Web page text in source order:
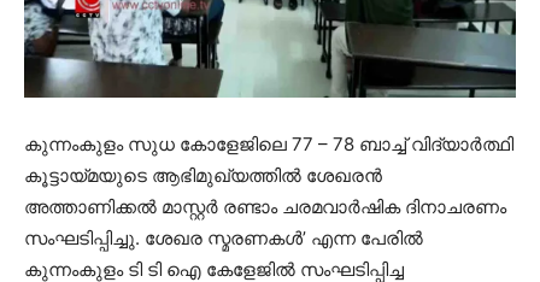
കുന്നംകുളം സുധ കോളേജിലെ 77 – 78 ബാച്ച് വിദ്യാര്‍ത്ഥി
കൂട്ടായ്മയുടെ ആഭിമുഖ്യത്തില്‍ ശേഖരന്‍
അത്താണിക്കല്‍ മാസ്റ്റര്‍ രണ്ടാം ചരമവാര്‍ഷിക ദിനാചരണം
സംഘടിപ്പിച്ചു. ശേഖര സ്മരണകള്‍’ എന്ന പേരില്‍
കുന്നംകുളം ടി ടി ഐ കേളേജില്‍ സംഘടിപ്പിച്ച